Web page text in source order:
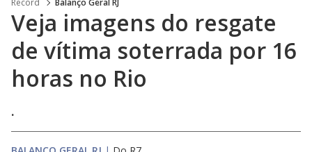
Record Balanço Geral RJ
Veja imagens do resgate
de vítima soterrada por 16
horas no Rio
.